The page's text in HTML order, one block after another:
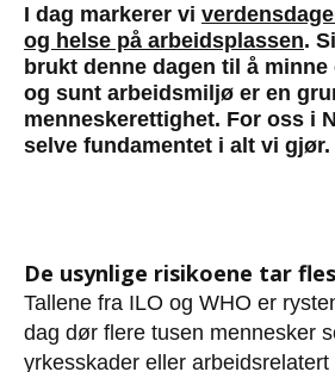
I dag markerer vi
og helse på arbeidsplassen.
brukt denne dagen til å
og sunt arbeidsmiljø er en
menneskerettighet. For oss i
selve fundamentet i alt vi gjør.
De usynlige risikoene tar
Tallene fra ILO og WHO er
dag dør flere tusen mennesker
yrkesskader eller